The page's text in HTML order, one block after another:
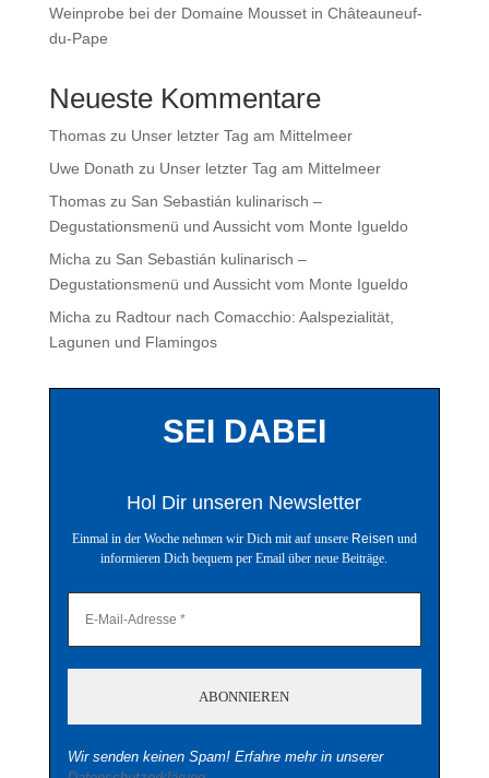
Weinprobe bei der Domaine Mousset in Châteauneuf-
du-Pape
Neueste Kommentare
Thomaszu Unser letzter Tag am Mittelmeer
Uwe Donath zu Unser letzter Tag am Mittelmeer
Thomaszu San Sebastián kulinarisch –
Degustationsmenü und Aussicht vom Monte Igueldo
Micha zu San Sebastián kulinarisch –
Degustationsmenü und Aussicht vom Monte Igueldo
Micha zu Radtour nach Comacchio: Aalspezialität,
Lagunen und Flamingos
SEI DABEI
Hol Dir unseren Newsletter
Einmal in der Woche nehmen wir Dich mit auf unsere Reisen und
informieren Dich bequem per Email über neue Beiträge.
Wir senden keinen Spam! Erfahre mehr in unserer